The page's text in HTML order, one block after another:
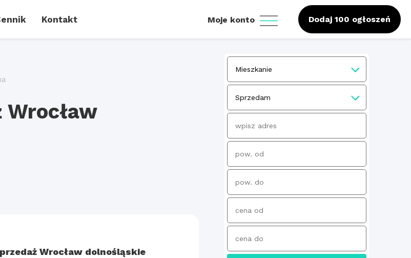
Kontakt Dodaj 100 ogłoszeń
Moje konto
Wrocław dolnośląskie